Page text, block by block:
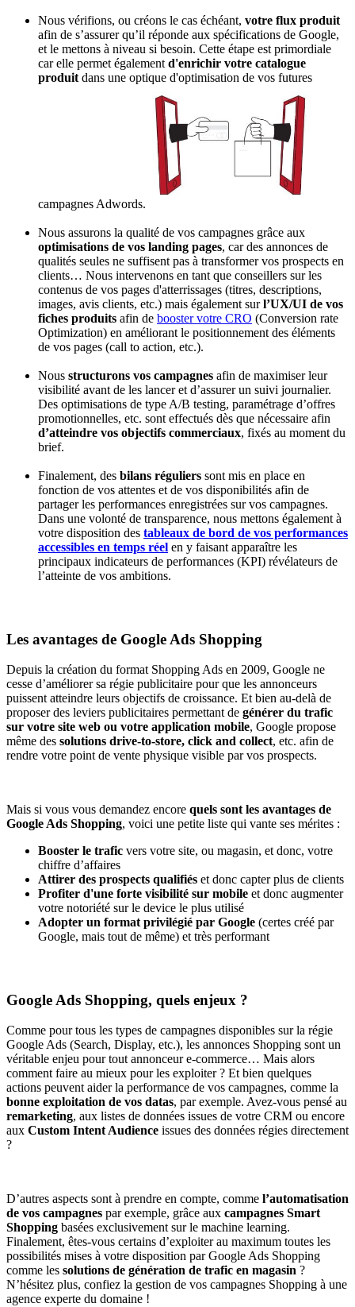
Nous vérifions, ou créons le cas échéant, votre flux produit
afin de s’assurer qu’il réponde aux spécifications de Google,
et le mettons à niveau si besoin. Cette étape est primordiale
car elle permet également d'enrichir votre catalogue
produit dans une optique d'optimisation de vos futures
campagnes Adwords.
Nous assurons la qualité de vos campagnes grâce aux
optimisations de vos landing pages, car des annonces de
qualités seules ne suffisent pas à transformer vos prospects en
clients… Nous intervenons en tant que conseillers sur les
contenus de vos pages d'atterrissages (titres, descriptions,
images, avis clients, etc.) mais également surl’UX/UI de vos
fiches produits afin de booster votre CRO (Conversion rate
Optimization) en améliorant le positionnement des éléments
de vos pages (call to action, etc.).
Nous structurons vos campagnes afin de maximiser leur
visibilité avant de les lancer et d’assurer un suivi journalier.
Des optimisations de type A/B testing, paramétrage d’offres
promotionnelles, etc. sont effectués dès que nécessaire afin
d’atteindre vos objectifs commerciaux, fixés au moment du
brief.
Finalement, des bilans réguliers sont mis en place en
fonction de vos attentes et de vos disponibilités afin de
partager les performances enregistrées sur vos campagnes.
Dans une volonté de transparence, nous mettons également à
votre disposition des tableaux de bord de vos performances
accessibles en temps réel en y faisant apparaître les
principaux indicateurs de performances (KPI) révélateurs de
l’atteinte de vos ambitions.
Les avantages de Google Ads Shopping
Depuis la création du format Shopping Ads en 2009, Google ne
cesse d’améliorer sa régie publicitaire pour que les annonceurs
puissent atteindre leurs objectifs de croissance. Et bien au-delà de
proposer des leviers publicitaires permettant de générer du trafic
sur votre site web ou votre application mobile, Google propose
même des solutions drive-to-store, click and collect, etc. afin de
rendre votre point de vente physique visible par vos prospects.
Mais si vous vous demandez encore quels sont les avantages de
Google Ads Shopping, voici une petite liste qui vante ses mérites :
Booster le trafic vers votre site, ou magasin, et donc, votre
chiffre d’affaires
Attirer des prospects qualifiés et donc capter plus de clients
Profiter d'une forte visibilité sur mobile et donc augmenter
votre notoriété sur le device le plus utilisé
Adopter un format privilégié par Google (certes créé par
Google, mais tout de même) et très performant
Google Ads Shopping, quels enjeux ?
Comme pour tous les types de campagnes disponibles sur la régie
Google Ads (Search, Display, etc.), les annonces Shopping sont un
véritable enjeu pour tout annonceur e-commerce… Mais alors
comment faire au mieux pour les exploiter ? Et bien quelques
actions peuvent aider la performance de vos campagnes, comme la
bonne exploitation de vos datas, par exemple. Avez-vous pensé au
remarketing, aux listes de données issues de votre CRM ou encore
aux Custom Intent Audience issues des données régies directement
?
D’autres aspects sont à prendre en compte, comme l’automatisation
de vos campagnes par exemple, grâce aux campagnes Smart
Shopping basées exclusivement sur le machine learning.
Finalement, êtes-vous certains d’exploiter au maximum toutes les
possibilités mises à votre disposition par Google Ads Shopping
comme les solutions de génération de trafic en magasin ?
N’hésitez plus, confiez la gestion de vos campagnes Shopping à une
agence experte du domaine !